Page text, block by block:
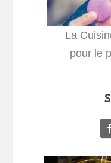
La
pour le